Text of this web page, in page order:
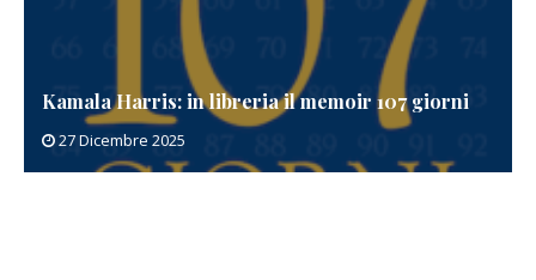
Kamala Harris: in libreria il memoir 107 giorni
27 Dicembre 2025